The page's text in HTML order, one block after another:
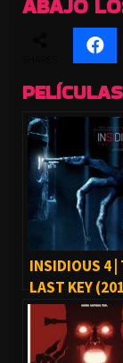
ABAJO
INSIDIOUS 4 |
LAST KEY